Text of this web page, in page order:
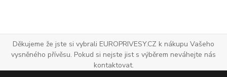
Děkujeme že jste si vybrali EUROPRIVESY.CZ k nákupu Vašeho
vysněného přívěsu. Pokud si nejste jist s výběrem neváhejte nás
kontaktovat.